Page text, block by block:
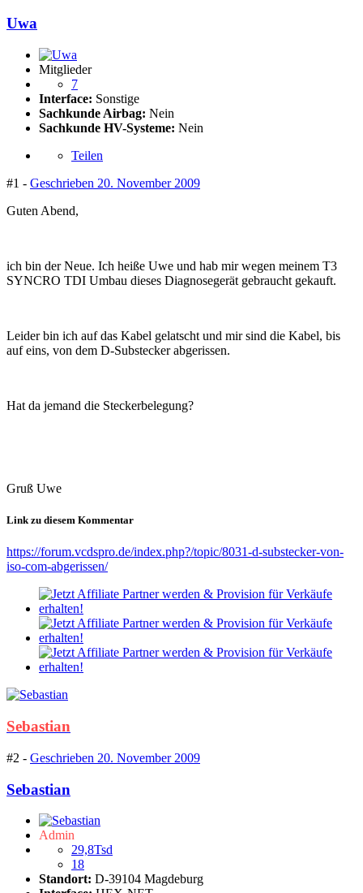
Uwa
Mitglieder
7
Interface: Sonstige
Sachkunde Airbag: Nein
Sachkunde HV-Systeme: Nein
Teilen
#1 - Geschrieben 20. November 2009
Guten Abend,
ich bin der Neue. Ich heiße Uwe und hab mir wegen meinem T3
SYNCRO TDI Umbau dieses Diagnosegerät gebraucht gekauft.
Leider bin ich auf das Kabel gelatscht und mir sind die Kabel, bis
auf eins, von dem D-Substecker abgerissen.
Hat da jemand die Steckerbelegung?
Gruß Uwe
Link zu diesem Kommentar
https://forum.vcdspro.de/index.php?/topic/8031-d-substecker-von-
iso-com-abgerissen/
Sebastian
#2 - Geschrieben 20. November 2009
Sebastian
Admin
29,8Tsd
18
Standort: D-39104 Magdeburg